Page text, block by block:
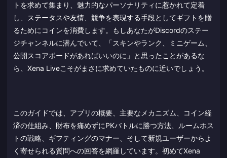
トを求めて集まり、魅力的なパーソナリティに惹かれて定着
し、ステータスや友情、競争を表現する手段としてギフトを贈
るためにコインを消費します。もしあなたがDiscordのステー
ジチャンネルに潜んでいて、「スキンやランク、ミニゲーム、
公開スコアボードがあればいいのに」と思ったことがあるな
ら、Xena Liveこそがまさに求めていたものに近いでしょう。
このガイドでは、アプリの概要、主要なメカニズム、コイン経
済の仕組み、財布を痛めずにPKバトルに勝つ方法、ルームホス
トの戦略、ギフティングのマナー、そして新規ユーザーからよ
く寄せられる質問への回答を網羅しています。初めてXena